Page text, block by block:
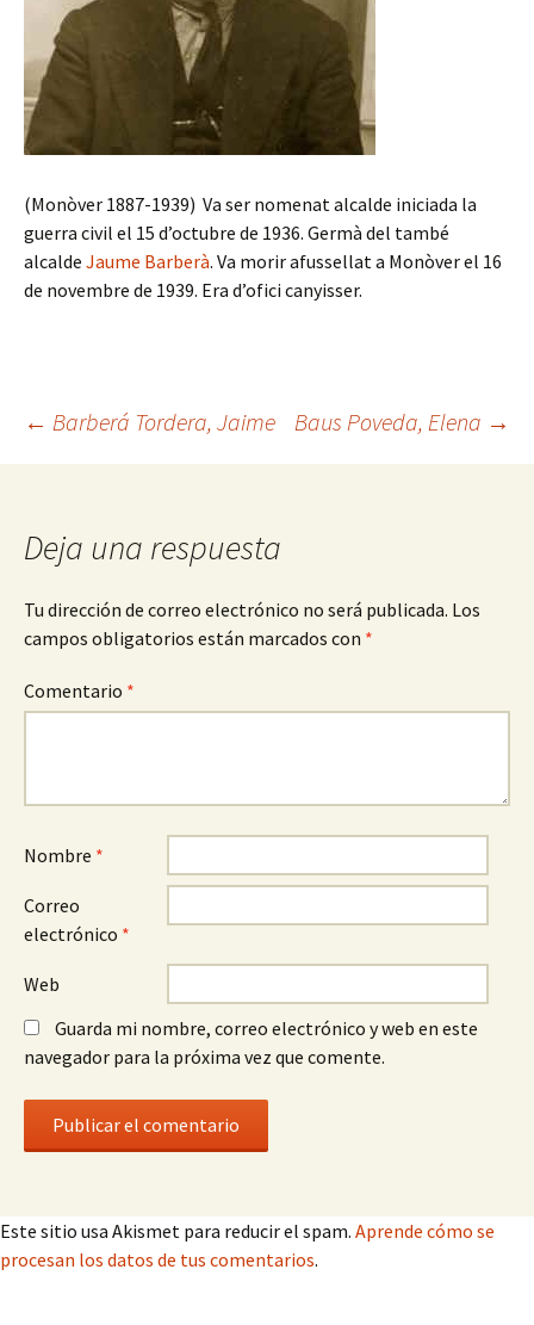
(Monòver 1887-1939) Va ser nomenat alcalde iniciada la
guerra civil el 15 d’octubre de 1936. Germà del també
alcalde Jaume Barberà. Va morir afussellat a Monòver el 16
de novembre de 1939. Era d’ofici canyisser.
Navegación
entradas
← Barberá Tordera, Jaime Baus Poveda, Elena →
Deja una respuesta
Tu dirección de correo electrónico no será publicada. Los
campos obligatorios están marcados con *
Comentario *
Nombre *
Correo
electrónico *
Web
Guarda mi nombre, correo electrónico y web en este
navegador para la próxima vez que comente.
Este sitio usa Akismet para reducir el spam. Aprende cómo se
procesan los datos de tus comentarios.